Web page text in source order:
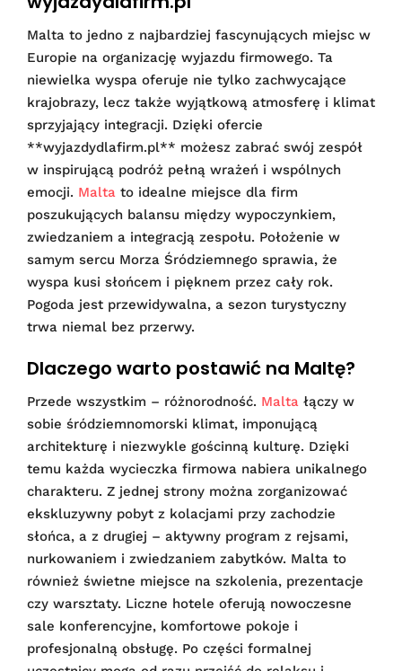
Malta to jedno z najbardziej fascynujących miejsc w
Europie na organizację wyjazdu firmowego. Ta
niewielka wyspa oferuje nie tylko zachwycające
krajobrazy, lecz także wyjątkową atmosferę i klimat
sprzyjający integracji. Dzięki ofercie
**wyjazdydlafirm.pl** możesz zabrać swój zespół
w inspirującą podróż pełną wrażeń i wspólnych
emocji. Malta to idealne miejsce dla firm
poszukujących balansu między wypoczynkiem,
zwiedzaniem a integracją zespołu. Położenie w
samym sercu Morza Śródziemnego sprawia, że
wyspa kusi słońcem i pięknem przez cały rok.
Pogoda jest przewidywalna, a sezon turystyczny
trwa niemal bez przerwy.
Dlaczego warto postawić na Maltę?
Przede wszystkim – różnorodność. Malta łączy w
sobie śródziemnomorski klimat, imponującą
architekturę i niezwykle gościnną kulturę. Dzięki
temu każda wycieczka firmowa nabiera unikalnego
charakteru. Z jednej strony można zorganizować
ekskluzywny pobyt z kolacjami przy zachodzie
słońca, a z drugiej – aktywny program z rejsami,
nurkowaniem i zwiedzaniem zabytków. Malta to
również świetne miejsce na szkolenia, prezentacje
czy warsztaty. Liczne hotele oferują nowoczesne
sale konferencyjne, komfortowe pokoje i
profesjonalną obsługę. Po części formalnej